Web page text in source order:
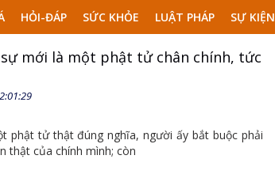
HỎI-ĐÁP SỨC KHỎE LUẬT PHÁP SỰ KIỆN
mới là một phật tử chân chính, tức
phật tử thật đúng nghĩa, người ấy bắt buộc phải
thật của chính mình; còn